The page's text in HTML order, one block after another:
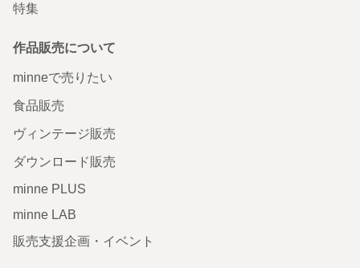
特集
作品販売について
minneで売りたい
食品販売
ヴィンテージ販売
ダウンロード販売
minne PLUS
minne LAB
販売支援企画・イベント